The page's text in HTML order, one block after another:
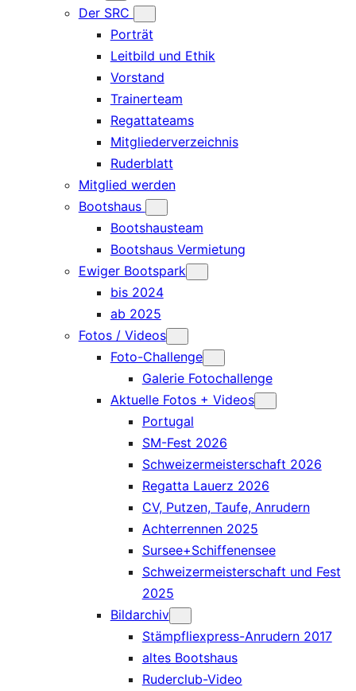
Der SRC
Porträt
Leitbild und Ethik
Vorstand
Trainerteam
Regattateams
Mitgliederverzeichnis
Ruderblatt
Mitglied werden
Bootshaus
Bootshausteam
Bootshaus Vermietung
Ewiger Bootspark
bis 2024
ab 2025
Fotos / Videos
Foto-Challenge
Galerie Fotochallenge
Aktuelle Fotos + Videos
Portugal
SM-Fest 2026
Schweizermeisterschaft 2026
Regatta Lauerz 2026
CV, Putzen, Taufe, Anrudern
Achterrennen 2025
Sursee+Schiffenensee
Schweizermeisterschaft und Fest
2025
Bildarchiv
Stämpfliexpress-Anrudern 2017
altes Bootshaus
Ruderclub-Video